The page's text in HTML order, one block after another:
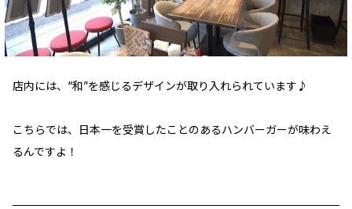
店内には、“和”を感じるデザインが取り入れられています♪
こちらでは、日本一を受賞したことのあるハンバーガーが味わえ
るんですよ！